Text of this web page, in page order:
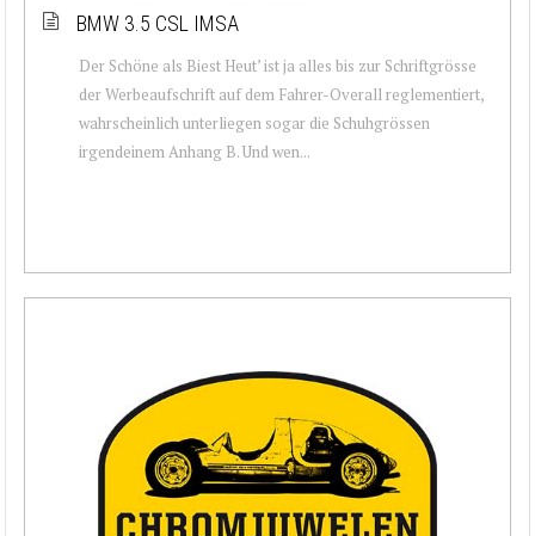
BMW 3.5 CSL IMSA
Der Schöne als Biest Heut’ ist ja alles bis zur Schriftgrösse
der Werbeaufschrift auf dem Fahrer-Overall reglementiert,
wahrscheinlich unterliegen sogar die Schuhgrössen
irgendeinem Anhang B. Und wen...